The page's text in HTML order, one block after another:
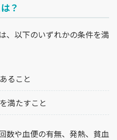
？
、以下のいずれかの条件を満
ること
満たすこと
数や血便の有無、発熱、貧血